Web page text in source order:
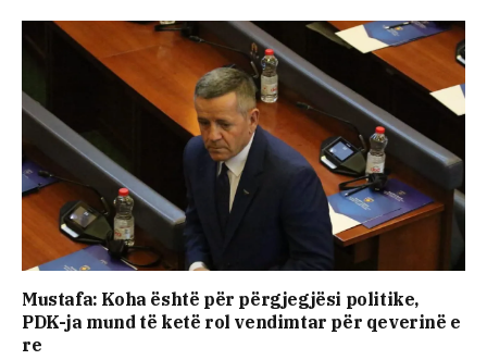
Mustafa: Koha është për përgjegjësi politike,
PDK-ja mund të ketë rol vendimtar për qeverinë e
re